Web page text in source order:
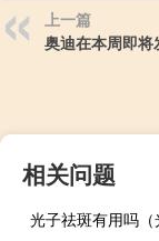
上一篇
奥迪在本周即
相关问题